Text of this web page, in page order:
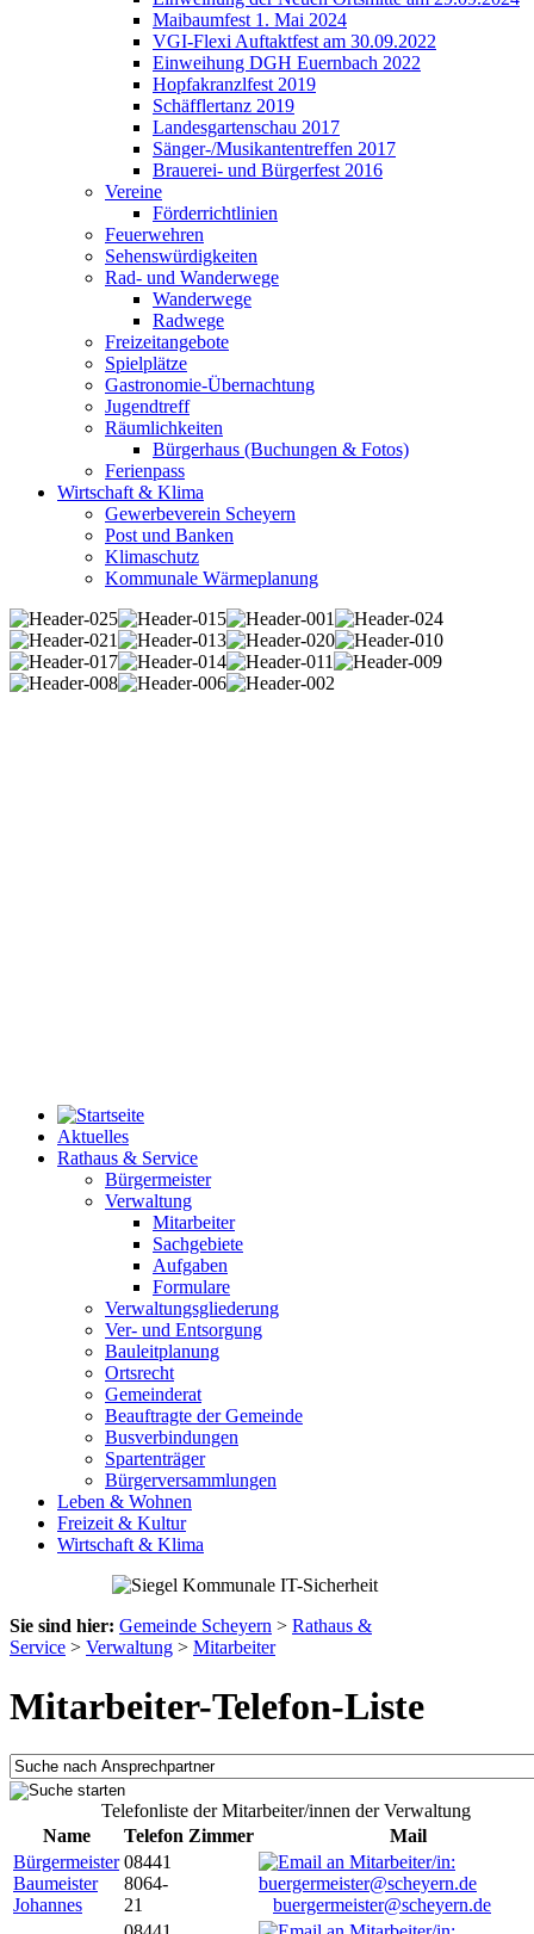
Maibaumfest 1. Mai 2024
VGI-Flexi Auftaktfest am 30.09.2022
Einweihung DGH Euernbach 2022
Hopfakranzlfest 2019
Schäfflertanz 2019
Landesgartenschau 2017
Sänger-/Musikantentreffen 2017
Brauerei- und Bürgerfest 2016
Vereine
Förderrichtlinien
Feuerwehren
Sehenswürdigkeiten
Rad- und Wanderwege
Wanderwege
Radwege
Freizeitangebote
Spielplätze
Gastronomie-Übernachtung
Jugendtreff
Räumlichkeiten
Bürgerhaus (Buchungen & Fotos)
Ferienpass
Wirtschaft & Klima
Gewerbeverein Scheyern
Post und Banken
Klimaschutz
Kommunale Wärmeplanung
Aktuelles
Rathaus & Service
Bürgermeister
Verwaltung
Mitarbeiter
Sachgebiete
Aufgaben
Formulare
Verwaltungsgliederung
Ver- und Entsorgung
Bauleitplanung
Ortsrecht
Gemeinderat
Beauftragte der Gemeinde
Busverbindungen
Spartenträger
Bürgerversammlungen
Leben & Wohnen
Freizeit & Kultur
Wirtschaft & Klima
Sie sind hier: Gemeinde Scheyern > Rathaus &
Service > Verwaltung > Mitarbeiter
Mitarbeiter-Telefon-Liste
Telefonliste der Mitarbeiter/innen der Verwaltung
Name
Telefon Zimmer
Mail
Bürgermeister
Baumeister
Johannes
08441
8064-
21
buergermeister@scheyern.de